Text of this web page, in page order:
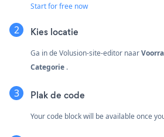
Start for free now
Kies locatie
Ga in de Volusion-site-editor naar
Categorie .
Plak de code
Your code block will be available once